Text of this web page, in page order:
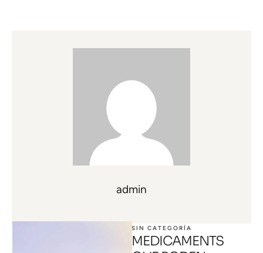
admin
SIN CATEGORÍA
MEDICAMENTS